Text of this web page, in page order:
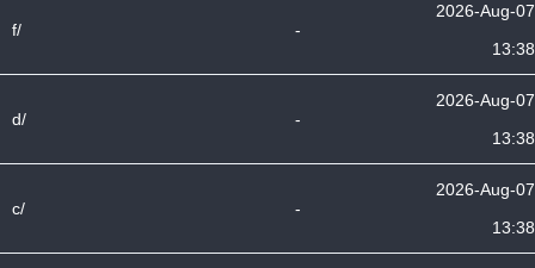
f/ -
2026-Aug-07
13:38
d/ -
2026-Aug-07
13:38
c/ -
2026-Aug-07
13:38